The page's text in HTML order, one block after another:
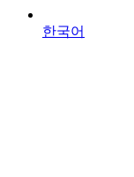
한국어